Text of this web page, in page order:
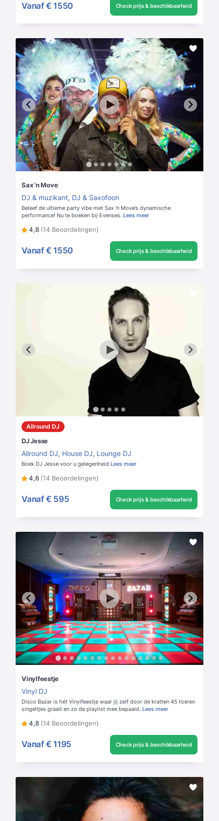
Vanaf € 1550 Check prijs & beschikbaarheid
Sax 'n Move
DJ & muzikant, DJ & Saxofoon
Beleef de ultieme party vibe met Sax 'n Move’s dynamische
performance! Nu te boeken bij Evenses. Lees meer
4,8 (14 Beoordelingen)
Vanaf € 1550 Check prijs & beschikbaarheid
Allround DJ
DJ Jesse
Allround DJ, House DJ, Lounge DJ
Boek DJ Jesse voor u gelegenheid Lees meer
4,6 (14 Beoordelingen)
Vanaf € 595 Check prijs & beschikbaarheid
Vinylfeestje
Vinyl DJ
Disco Bazar is hét Vinylfeestje waar jij zelf door de kratten 45 toeren
singeltjes graait en zo de playlist mee bepaald. Lees meer
4,8 (14 Beoordelingen)
Vanaf € 1195 Check prijs & beschikbaarheid